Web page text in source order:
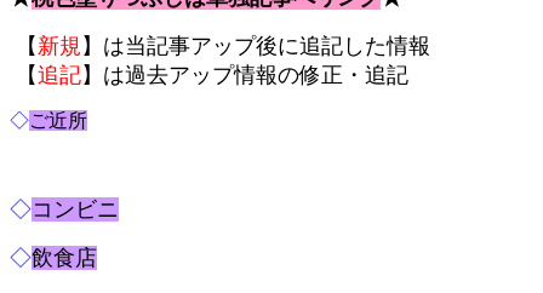
【 新規 】は当記事アップ後に追記した情報
【追記】は過去アップ情報の修正・追記
◇ご近所
◇コンビニ
◇飲食店